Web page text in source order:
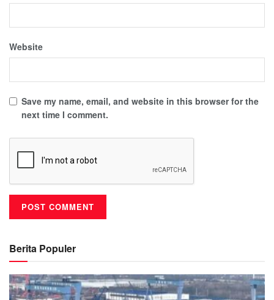
Website
Save my name, email, and website in this browser for the
next time I comment.
Berita Populer